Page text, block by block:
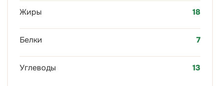
Жиры 18
Белки 7
Углеводы 13